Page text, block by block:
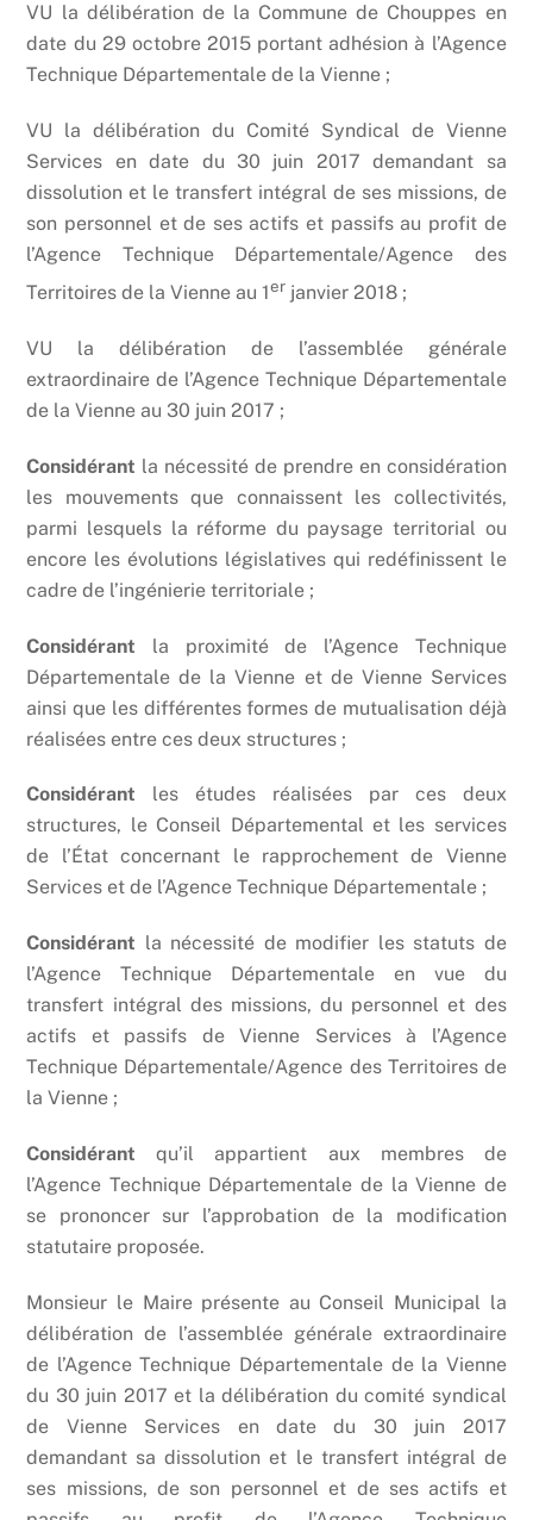
VU la délibération de la Commune de Chouppes en
date du 29 octobre 2015 portant adhésion à l’Agence
Technique Départementale de la Vienne ;
VU la délibération du Comité Syndical de Vienne
Services en date du 30 juin 2017 demandant sa
dissolution et le transfert intégral de ses missions, de
son personnel et de ses actifs et passifs au profit de
l’Agence Technique Départementale/Agence des
Territoires de la Vienne au 1er janvier 2018 ;
VU la délibération de l’assemblée générale
extraordinaire de l’Agence Technique Départementale
de la Vienne au 30 juin 2017 ;
Considérant la nécessité de prendre en considération
les mouvements que connaissent les collectivités,
parmi lesquels la réforme du paysage territorial ou
encore les évolutions législatives qui redéfinissent le
cadre de l’ingénierie territoriale ;
Considérant la proximité de l’Agence Technique
Départementale de la Vienne et de Vienne Services
ainsi que les différentes formes de mutualisation déjà
réalisées entre ces deux structures ;
Considérant les études réalisées par ces deux
structures, le Conseil Départemental et les services
de l’État concernant le rapprochement de Vienne
Services et de l’Agence Technique Départementale ;
Considérant la nécessité de modifier les statuts de
l’Agence Technique Départementale en vue du
transfert intégral des missions, du personnel et des
actifs et passifs de Vienne Services à l’Agence
Technique Départementale/Agence des Territoires de
la Vienne ;
Considérant qu’il appartient aux membres de
l’Agence Technique Départementale de la Vienne de
se prononcer sur l’approbation de la modification
statutaire proposée.
Monsieur le Maire présente au Conseil Municipal la
délibération de l’assemblée générale extraordinaire
de l’Agence Technique Départementale de la Vienne
du 30 juin 2017 et la délibération du comité syndical
de Vienne Services en date du 30 juin 2017
demandant sa dissolution et le transfert intégral de
ses missions, de son personnel et de ses actifs et